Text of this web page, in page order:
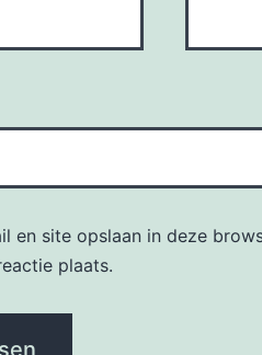
en site opslaan in deze
plaats.